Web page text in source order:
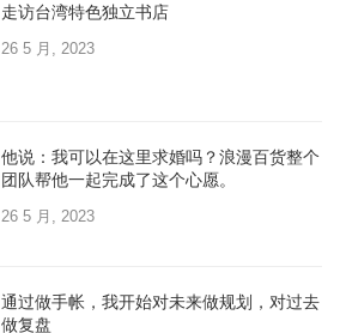
走访台湾特色独立书店
26 5 月, 2023
他说：我可以在这里求婚吗？浪漫百货整个
团队帮他一起完成了这个心愿。
26 5 月, 2023
通过做手帐，我开始对未来做规划，对过去
做复盘